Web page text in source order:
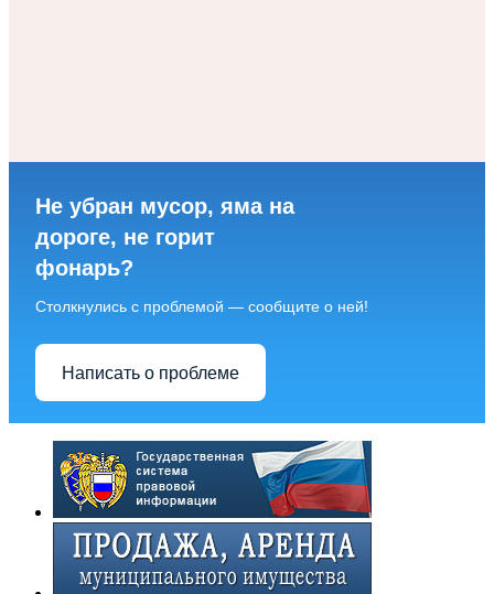
Не убран мусор, яма на
дороге, не горит
фонарь?
Столкнулись с проблемой — сообщите о ней!
Написать о проблеме